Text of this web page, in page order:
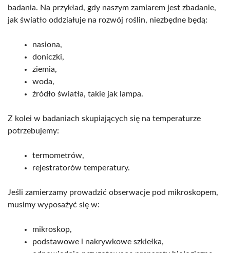
badania. Na przykład, gdy naszym zamiarem jest zbadanie,
jak światło oddziałuje na rozwój roślin, niezbędne będą:
nasiona,
doniczki,
ziemia,
woda,
źródło światła, takie jak lampa.
Z kolei w badaniach skupiających się na temperaturze
potrzebujemy:
termometrów,
rejestratorów temperatury.
Jeśli zamierzamy prowadzić obserwacje pod mikroskopem,
musimy wyposażyć się w:
mikroskop,
podstawowe i nakrywkowe szkiełka,